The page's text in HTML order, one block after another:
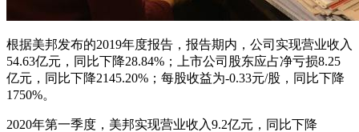
根据美邦发布的2019年度报告，报告期内，公司实现营业收入
54.63亿元，同比下降28.84%；上市公司股东应占净亏损8.25
亿元，同比下降2145.20%；每股收益为-0.33元/股，同比下降
1750%。
2020年第一季度，美邦实现营业收入9.2亿元，同比下降